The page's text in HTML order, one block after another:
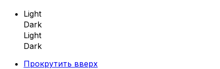
Light
Dark
Light
Dark
Прокрутить вверх